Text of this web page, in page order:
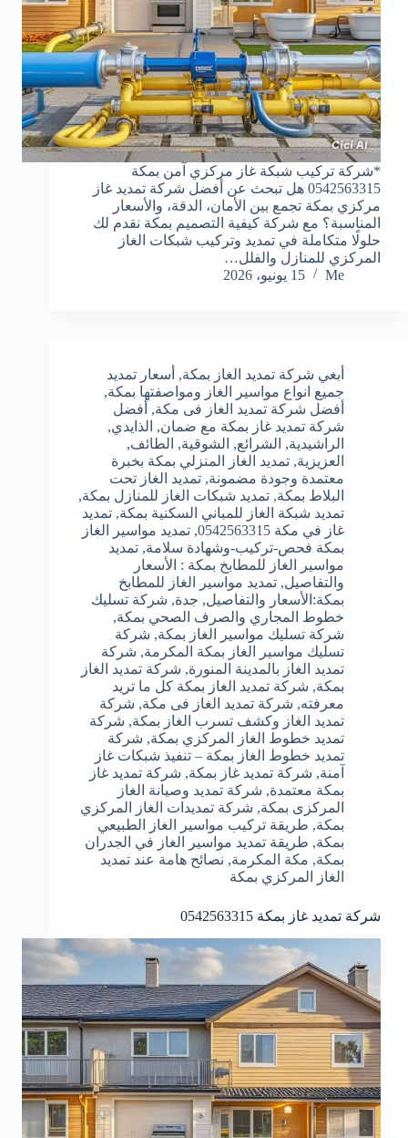
*شركة تركيب شبكة غاز مركزي آمن بمكة
0542563315 هل تبحث عن أفضل شركة تمديد غاز
مركزي بمكة تجمع بين الأمان، الدقة، والأسعار
المناسبة؟ مع شركة كيفية التصميم بمكة نقدم لك
حلولًا متكاملة في تمديد وتركيب شبكات الغاز
المركزي للمنازل والفلل…
Me
15 يونيو، 2026
أبغي شركة تمديد الغاز بمكة, أسعار تمديد
جميع انواع مواسير الغاز ومواصفتها بمكة,
أفضل شركة تمديد الغاز فى مكة, أفضل
شركة تمديد غاز بمكة مع ضمان, الذايدي,
الراشيدية, الشرائع, الشوقية, الطائف,
العزيزية, تمديد الغاز المنزلي بمكة بخبرة
معتمدة وجودة مضمونة, تمديد الغاز تحت
البلاط بمكة, تمديد شبكات الغاز للمنازل بمكة,
تمديد شبكة الغاز للمباني السكنية بمكة, تمديد
غاز في مكة 0542563315
, تمديد مواسير الغاز
بمكة فحص-تركيب-وشهادة سلامة, تمديد
مواسير الغاز للمطابخ بمكة : الأسعار
والتفاصيل, تمديد مواسير الغاز للمطابخ
بمكة:الأسعار والتفاصيل, جدة, شركة تسليك
خطوط المجاري والصرف الصحي بمكة,
شركة تسليك مواسير الغاز بمكة, شركة
تسليك مواسير الغاز بمكة المكرمة, شركة
تمديد الغاز بالمدينة المنورة, شركة تمديد الغاز
بمكة, شركة تمديد الغاز بمكة كل ما تريد
معرفته, شركة تمديد الغاز فى مكة, شركة
تمديد الغاز وكشف تسرب الغاز بمكة, شركة
تمديد خطوط الغاز المركزي بمكة, شركة
تمديد خطوط الغاز بمكة – تنفيذ شبكات غاز
آمنة, شركة تمديد غاز بمكة, شركة تمديد غاز
بمكة معتمدة, شركة تمديد وصيانة الغاز
المركزى بمكة, شركة تمديدات الغاز المركزي
بمكة, طريقة تركيب مواسير الغاز الطبيعي
بمكة, طريقة تمديد مواسير الغاز في الجدران
بمكة, مكة المكرمة, نصائح هامة عند تمديد
الغاز المركزي بمكة
شركة تمديد غاز بمكة 0542563315